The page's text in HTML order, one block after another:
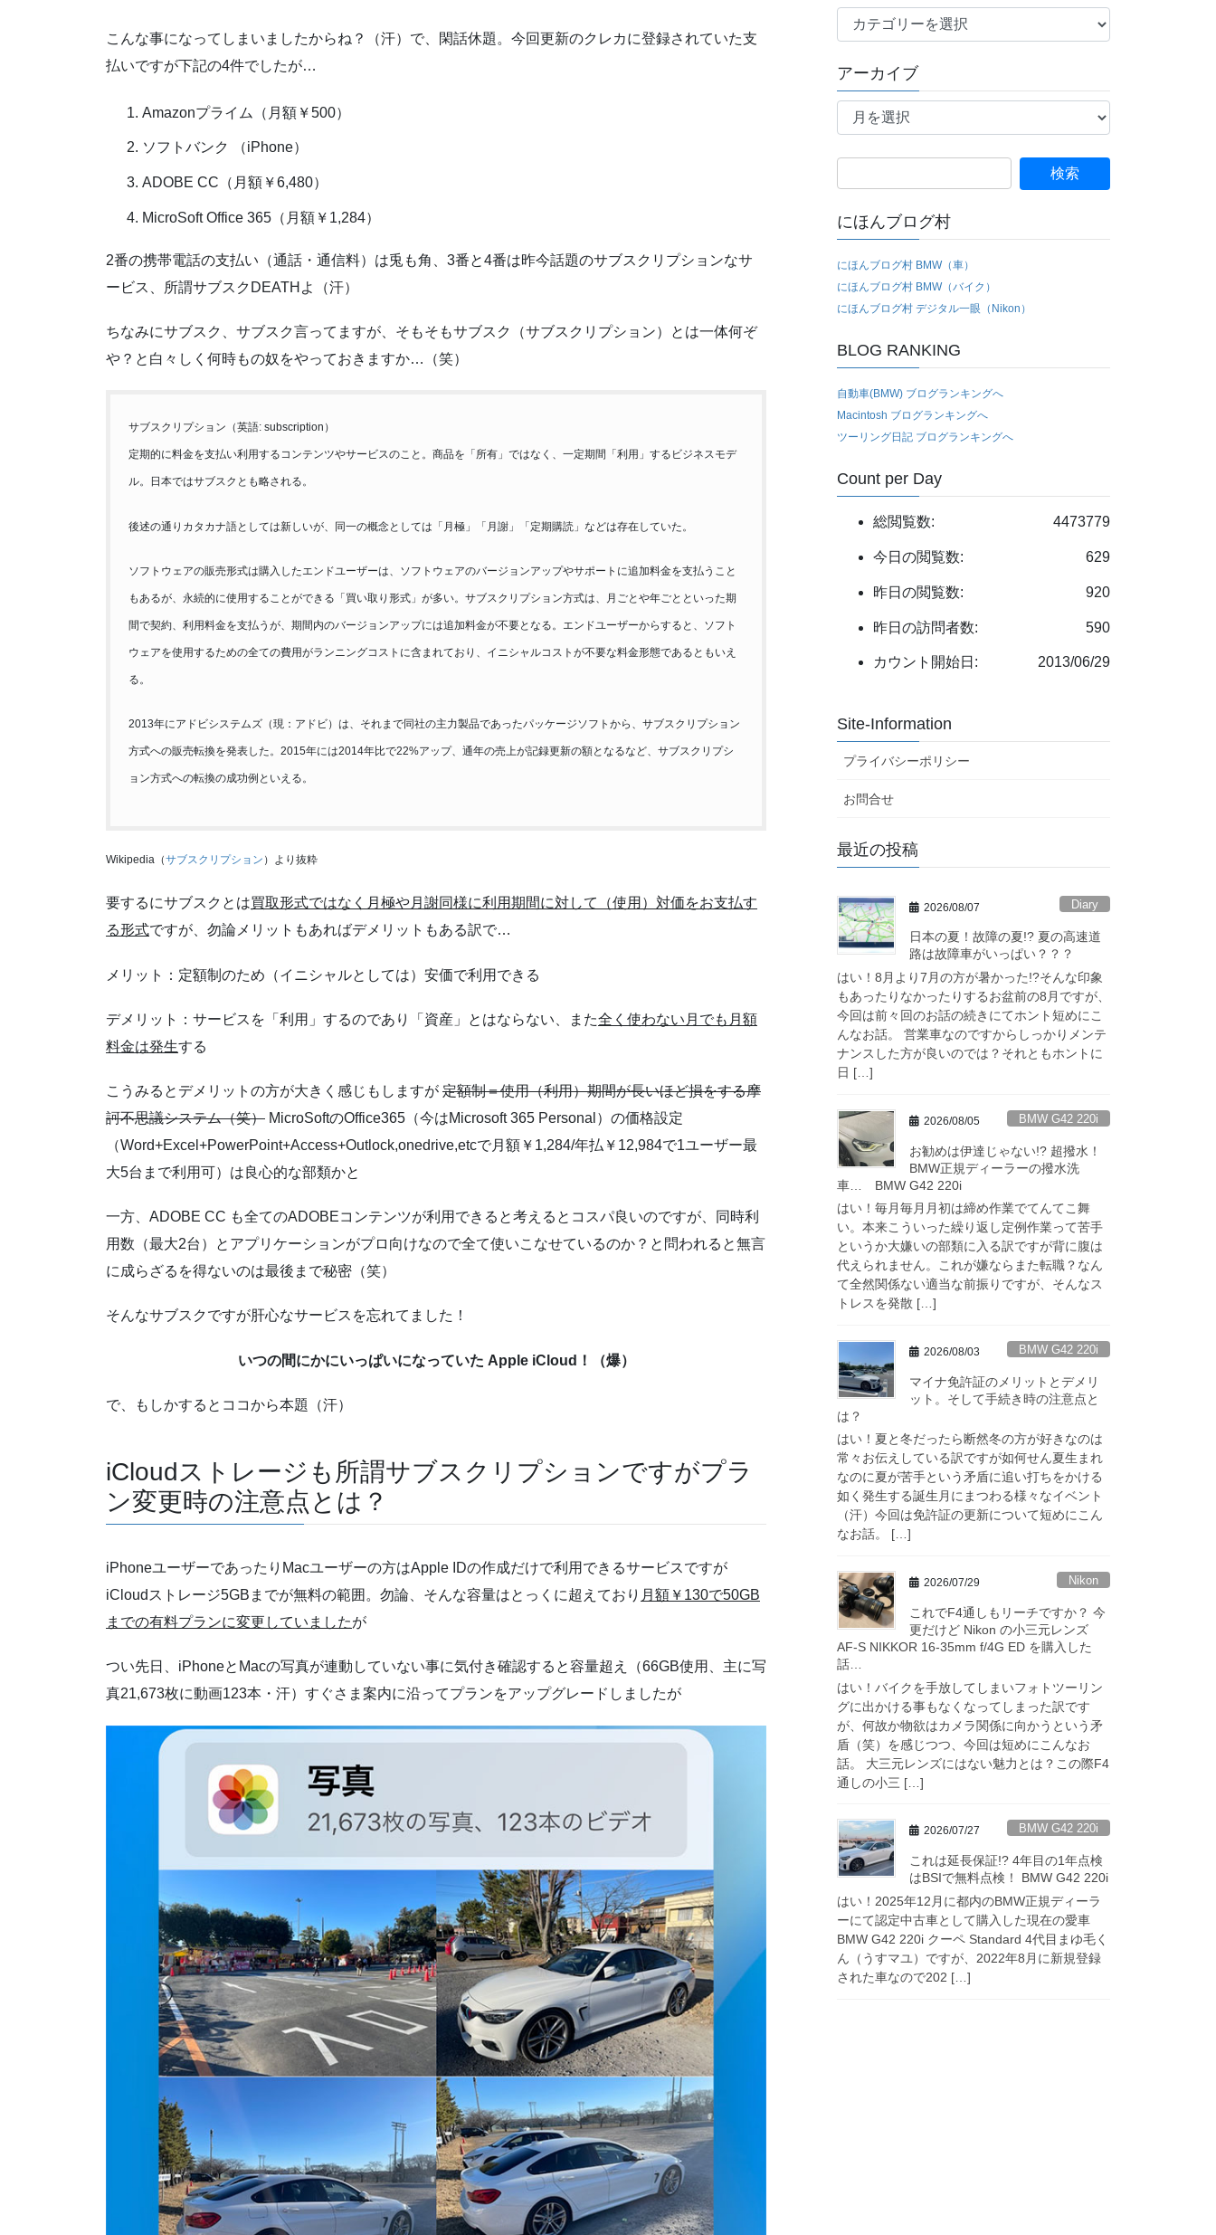
こんな事になってしまいましたからね？（汗）で、閑話休題。今回更新のクレカに登録されていた支
払いですが下記の4件でしたが…
Amazonプライム（月額￥500）
ソフトバンク （iPhone）
ADOBE CC（月額￥6,480）
MicroSoft Office 365（月額￥1,284）
2番の携帯電話の支払い（通話・通信料）は兎も角、3番と4番は昨今話題のサブスクリプションなサ
ービス、所謂サブスクDEATHよ（汗）
ちなみにサブスク、サブスク言ってますが、そもそもサブスク（サブスクリプション）とは一体何ぞ
や？と白々しく何時もの奴をやっておきますか…（笑）
サブスクリプション（英語: subscription）
定期的に料金を支払い利用するコンテンツやサービスのこと。商品を「所有」ではなく、一定期間「利用」するビジネスモデ
ル。日本ではサブスクとも略される。
後述の通りカタカナ語としては新しいが、同一の概念としては「月極」「月謝」「定期購読」などは存在していた。
ソフトウェアの販売形式は購入したエンドユーザーは、ソフトウェアのバージョンアップやサポートに追加料金を支払うこと
もあるが、永続的に使用することができる「買い取り形式」が多い。 サブスクリプション方式は、月ごとや年ごとといった期
間で契約、利用料金を支払うが、期間内のバージョンアップには追加料金が不要となる。エンドユーザーからすると、ソフト
ウェアを使用するための全ての費用がランニングコストに含まれており、イニシャルコストが不要な料金形態であるともいえ
る。
2013年にアドビシステムズ（現：アドビ）は、それまで同社の主力製品であったパッケージソフトから、サブスクリプション
方式への販売転換を発表した。2015年には2014年比で22%アップ、通年の売上が記録更新の額となるなど、サブスクリプシ
ョン方式への転換の成功例といえる。
Wikipedia（サブスクリプション ）より抜粋
要するにサブスクとは買取形式ではなく月極や月謝同様に利用期間に対して（使用）対価をお支払す
る形式ですが、勿論メリットもあればデメリットもある訳で…
メリット：定額制のため（イニシャルとしては）安価で利用できる
デメリット：サービスを「利用」するのであり「資産」とはならない、また全く使わない月でも月額
料金は発生する
こうみるとデメリットの方が大きく感じもしますが 定額制＝使用（利用）期間が長いほど損をする摩
訶不思議システム（笑） MicroSoftのOffice365（今はMicrosoft 365 Personal）の価格設定
（Word+Excel+PowerPoint+Access+Outlock,onedrive,etcで月額￥1,284/年払￥12,984で1ユーザー最
大5台まで利用可）は良心的な部類かと
一方、ADOBE CC も全てのADOBEコンテンツが利用できると考えるとコスパ良いのですが、同時利
用数（最大2台）とアプリケーションがプロ向けなので全て使いこなせているのか？と問われると無言
に成らざるを得ないのは最後まで秘密（笑）
そんなサブスクですが肝心なサービスを忘れてました！
いつの間にかにいっぱいになっていた Apple iCloud！（爆）
で、もしかするとココから本題（汗）
iCloudストレージも所謂サブスクリプションですがプラ
ン変更時の注意点とは？
iPhoneユーザーであったりMacユーザーの方はApple IDの作成だけで利用できるサービスですが
iCloudストレージ5GBまでが無料の範囲。勿論、そんな容量はとっくに超えており 月額￥130で50GB
までの有料プランに変更していましたが
つい先日、iPhoneとMacの写真が連動していない事に気付き確認すると容量超え（66GB使用、主に写
真21,673枚に動画123本・汗）すぐさま案内に沿ってプランをアップグレードしましたが
テ
リ
ー
アーカイブ
ア
ブ
索:
にほんブログ村
にほんブログ村 BMW（車）
にほんブログ村 BMW（バイク）
にほんブログ村 デジタル一眼（Nikon）
BLOG RANKING
自動車(BMW) ブログランキングへ
Macintosh ブログランキングへ
ツーリング日記 ブログランキングへ
Count per Day
4473779
総閲覧数:
629
今日の閲覧数:
920
昨日の閲覧数:
590
昨日の訪問者数:
2013/06/29
カウント開始日:
Site-Information
プライバシーポリシー
お問合せ
最近の投稿
2026/08/07 Diary
日本の夏！故障の夏!? 夏の高速道
路は故障車がいっぱい？？？
はい！8月より7月の方が暑かった!?そんな印象
もあったりなかったりするお盆前の8月ですが、
今回は前々回のお話の続きにてホント短めにこ
んなお話。 営業車なのですからしっかりメンテ
ナンスした方が良いのでは？それともホントに
日 […]
2026/08/05 BMW G42 220i
お勧めは伊達じゃない!? 超撥水！
BMW正規ディーラーの撥水洗
車… BMW G42 220i
はい！毎月毎月月初は締め作業でてんてこ舞
い。本来こういった繰り返し定例作業って苦手
というか大嫌いの部類に入る訳ですが背に腹は
代えられません。これが嫌ならまた転職？なん
て全然関係ない適当な前振りですが、そんなス
トレスを発散 […]
2026/08/03 BMW G42 220i
マイナ免許証のメリットとデメリ
ット。そして手続き時の注意点と
は？
はい！夏と冬だったら断然冬の方が好きなのは
常々お伝えしている訳ですが如何せん夏生まれ
なのに夏が苦手という矛盾に追い打ちをかける
如く発生する誕生月にまつわる様々なイベント
（汗）今回は免許証の更新について短めにこん
なお話。 […]
2026/07/29 Nikon
これでF4通しもリーチですか？ 今
更だけど Nikon の小三元レンズ
AF-S NIKKOR 16-35mm f/4G ED を購入した
話…
はい！バイクを手放してしまいフォトツーリン
グに出かける事もなくなってしまった訳です
が、何故か物欲はカメラ関係に向かうという矛
盾（笑）を感じつつ、今回は短めにこんなお
話。 大三元レンズにはない魅力とは？この際F4
通しの小三 […]
2026/07/27 BMW G42 220i
これは延長保証!? 4年目の1年点検
はBSIで無料点検！ BMW G42 220i
はい！2025年12月に都内のBMW正規ディーラ
ーにて認定中古車として購入した現在の愛車
BMW G42 220i クーペ Standard 4代目まゆ毛く
ん（うすマユ）ですが、2022年8月に新規登録
された車なので202 […]